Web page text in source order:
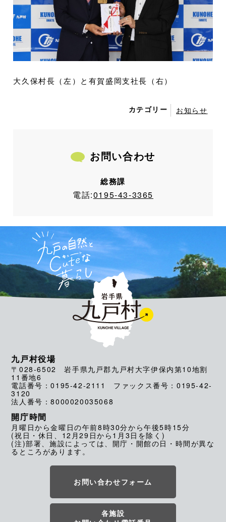
大久保村長（左）と有賀盛岡支社長（右）
カテゴリー お知らせ
お問い合わせ
総務課
電話:0195-43-3365
九戸村役場
〒028-6502 岩手県九戸郡九戸村大字伊保内第10地割
11番地6
電話番号：0195-42-2111 ファックス番号：0195-42-
3120
法人番号：8000020035068
開庁時間
月曜日から金曜日の午前8時30分から午後5時15分
(祝日・休日、12月29日から1月3日を除く)
(注)部署、施設によっては、開庁・開館の日・時間が異な
るところがあります。
お問い合わせフォーム
各施設